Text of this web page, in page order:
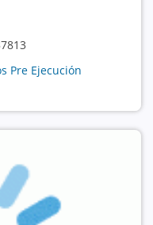
Pre Ejecución